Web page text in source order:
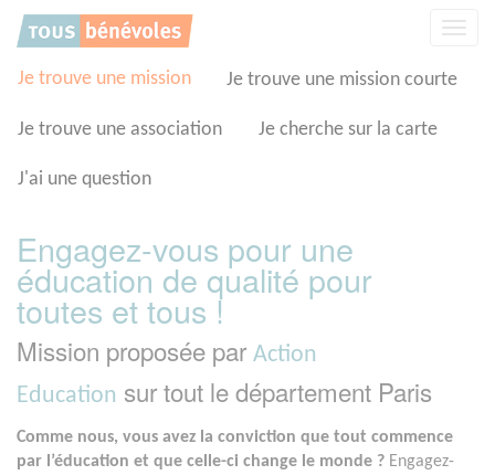
Je trouve une mission Je trouve une mission courte
Je trouve une association Je cherche sur la carte
J'ai une question
Engagez-vous pour une
éducation de qualité pour
toutes et tous !
Mission proposée par Action
Education sur tout le département Paris
Comme nous, vous avez la conviction que tout commence
par l’éducation et que celle-ci change le monde ? Engagez-
Panneau de gestion des cookies